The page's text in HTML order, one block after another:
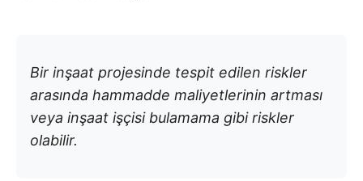
Bir inşaat projesinde tespit edilen riskler
arasında hammadde maliyetlerinin artması
veya inşaat işçisi bulamama gibi riskler
olabilir.